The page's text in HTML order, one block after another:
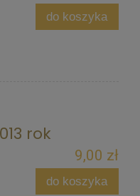
do koszyka
rok
9,00 zł
do koszyka